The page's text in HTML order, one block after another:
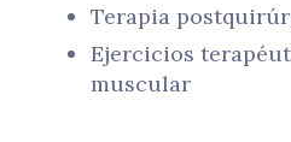
Terapia
Ejercicios
muscular